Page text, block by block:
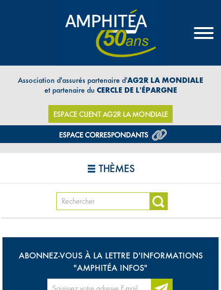
Association d'assurés partenaire d'AG2R LA MONDIALE
et partenaire du CERCLE DE L'ÉPARGNE
ESPACE CLIENT AG2R LA MONDIALE
THÈMES
ABONNEZ-VOUS À LA LETTRE D'INFORMATIONS
"AMPHITÉA INFOS"